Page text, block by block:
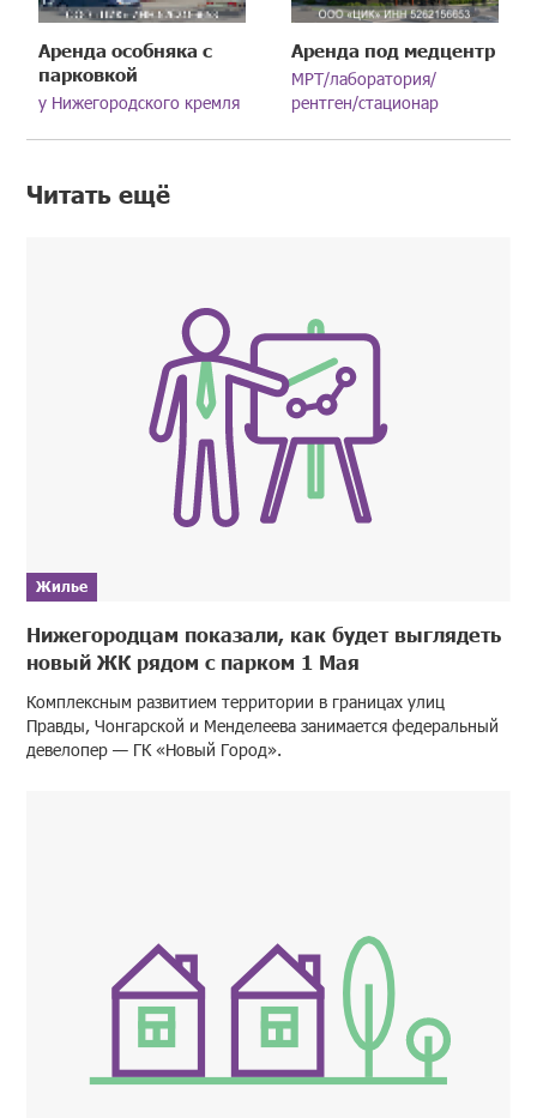
Аренда особняка с
парковкой
у Нижегородского кремля
Аренда под медцентр
МРТ/лаборатория/
рентген/стационар
Читать ещё
Жилье
Нижегородцам показали, как будет выглядеть
новый ЖК рядом с парком 1 Мая
Комплексным развитием территории в границах улиц
Правды, Чонгарской и Менделеева занимается федеральный
девелопер — ГК «Новый Город».